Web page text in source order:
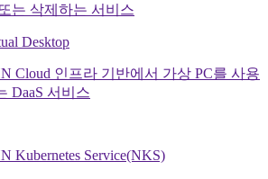
는 삭제하는 서비스
Desktop
Cloud 인프라 기반에서 가상 PC를 사용
DaaS 서비스
Kubernetes Service(NKS)